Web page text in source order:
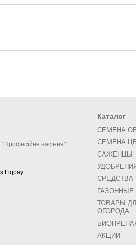
насіння"
Каталог
СЕМЕНА
СЕМЕНА
САЖЕНЦЫ
СРЕДСТВА
ГАЗОННЫЕ
ТОВАРЫ
ОГОРОДА
АКЦИИ